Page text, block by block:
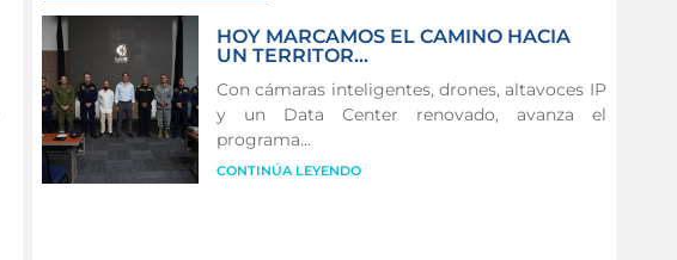
HOY MARCAMOS EL CAMINO HACIA
UN TERRITOR...
Con cámaras inteligentes, drones, altavoces IP
y un Data Center renovado, avanza el
programa...
CONTINÚA LEYENDO